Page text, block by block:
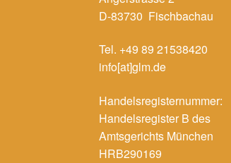
D-83730 Fischbachau
Tel. +49 89 21538420
info[at]glm.de
Handelsregisternummer:
Handelsregister B des
Amtsgerichts München
HRB290169